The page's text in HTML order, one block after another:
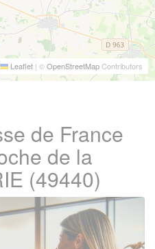
Leaflet | ©OpenStreetMapContributors
de France
de la
(49440)